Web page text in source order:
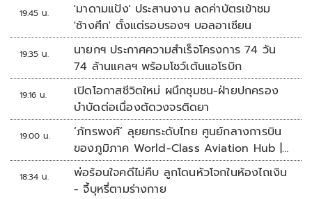
19:45 น.
'มาดามแป้ง' ประสานงาน ลดค่าบัตรเข้าชม
'ช้างศึก' ตั้งแต่รอบรองฯ บอลอาเซียน
19:35 น.
นายกฯ ประกาศความสำเร็จโครงการ 74 วัน
74 ล้านแคลฯ พร้อมโชว์เต้นแอโรบิก
19:16 น.
เปิดโอกาสชีวิตใหม่ ผนึกชุมชน-ฝ่ายปกครอง
บำบัดต่อเนื่องตัดวงจรติดยา
19:00 น.
‘ภัทรพงศ์’ ลุยยกระดับไทย ศูนย์กลางการบิน
ของภูมิภาค World-Class Aviation Hub |
ห้องข่าวไทยโพสต์สุดสัปดาห์
18:34 น.
พ่อร้อนใจคดีไม่คืบ ลูกโดนหัวโจกในห้องไถเงิน
- จี้บุหรี่ตามร่างกาย